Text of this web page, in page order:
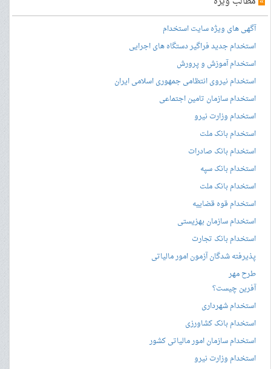
آگهی های ویژه سایت استخدام
استخدام جدید فراگیر دستگاه های اجرایی
استخدام آموزش و پرورش
استخدام نیروی انتظامی جمهوری اسلامی ایران
استخدام سازمان تامین اجتماعی
استخدام وزارت نیرو
استخدام بانک ملت
استخدام بانک صادرات
استخدام بانک سپه
استخدام بانک ملت
استخدام قوه قضاییه
استخدام سازمان بهزیستی
استخدام بانک تجارت
پذیرفته شدگان آزمون امور مالیاتی
طرح مهر
آفرین چیست؟
استخدام شهرداری
استخدام بانک کشاورزی
استخدام سازمان امور مالیاتی کشور
استخدام وزارت نیرو